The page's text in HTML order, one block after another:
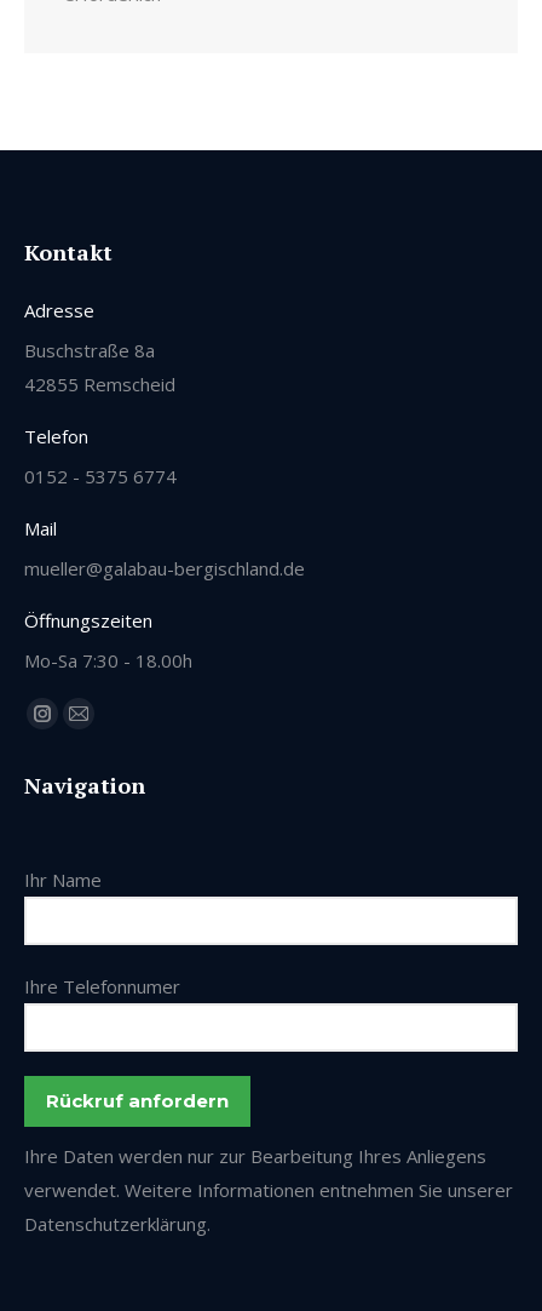
Kontakt
Adresse
Buschstraße 8a
42855 Remscheid
Telefon
0152 - 5375 6774
Mail
mueller@galabau-bergischland.de
Öffnungszeiten
Mo-Sa 7:30 - 18.00h
Finden Sie uns auf:
Instagram
opens
window
E-
page
new
Navigation
Ihr Name
Ihre Telefonnumer
Ihre Daten werden nur zur Bearbeitung Ihres Anliegens
verwendet. Weitere Informationen entnehmen Sie unserer
Datenschutzerklärung.